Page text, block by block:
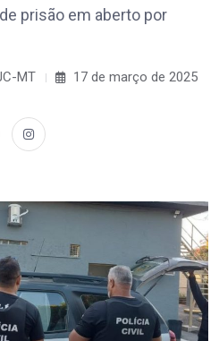
prisão em aberto por
MT 17 de março de 2025